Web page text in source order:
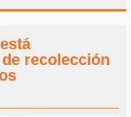
recolección